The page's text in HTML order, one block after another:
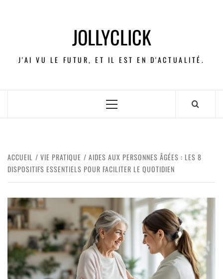
JOLLYCLICK
J'AI VU LE FUTUR, ET IL EST EN D'ACTUALITÉ.
ACCUEIL VIE PRATIQUE
AIDES AUX PERSONNES ÂGÉES : LES 8
DISPOSITIFS ESSENTIELS POUR FACILITER LE QUOTIDIEN